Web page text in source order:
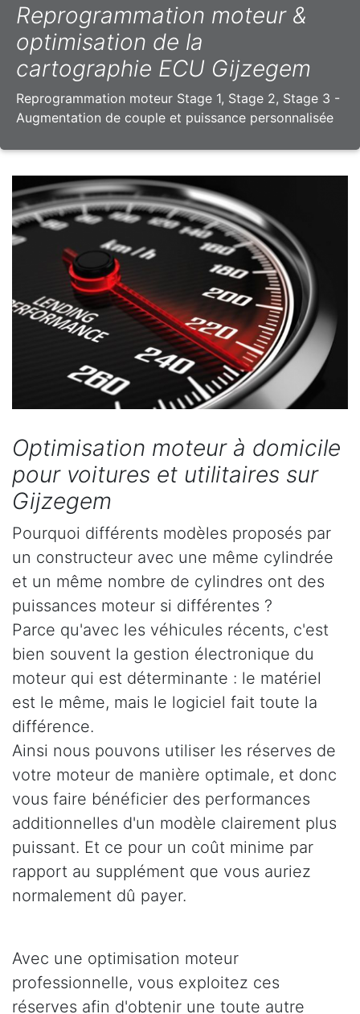
Reprogrammation moteur &
optimisation de la
cartographie ECU Gijzegem
Reprogrammation moteur Stage 1, Stage 2, Stage 3 -
Augmentation de couple et puissance personnalisée
Optimisation moteur à domicile
pour voitures et utilitaires sur
Gijzegem
Pourquoi différents modèles proposés par
un constructeur avec une même cylindrée
et un même nombre de cylindres ont des
puissances moteur si différentes ?
Parce qu'avec les véhicules récents, c'est
bien souvent la gestion électronique du
moteur qui est déterminante : le matériel
est le même, mais le logiciel fait toute la
différence.
Ainsi nous pouvons utiliser les réserves de
votre moteur de manière optimale, et donc
vous faire bénéficier des performances
additionnelles d'un modèle clairement plus
puissant. Et ce pour un coût minime par
rapport au supplément que vous auriez
normalement dû payer.
Avec une optimisation moteur
professionnelle, vous exploitez ces
réserves afin d'obtenir une toute autre